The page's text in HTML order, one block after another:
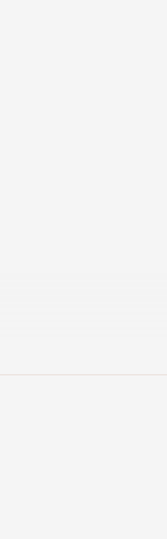
23屆梅菲斯
輕小說排行榜